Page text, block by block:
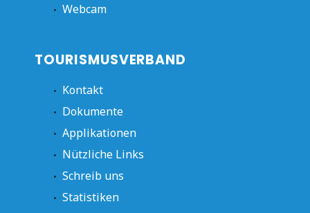
Webcam
TOURISMUSVERBAND
Kontakt
Dokumente
Applikationen
Nützliche Links
Schreib uns
Statistiken